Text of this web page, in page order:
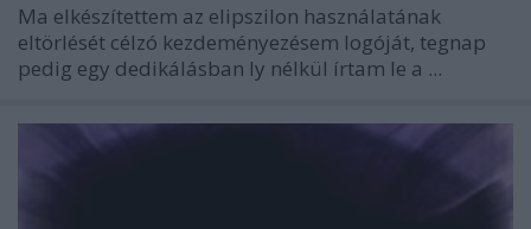
Ma elkészítettem az elipszilon használatának
eltörlését célzó kezdeményezésem logóját, tegnap
pedig egy dedikálásban ly nélkül írtam le a ...